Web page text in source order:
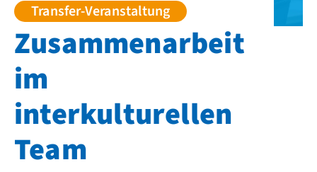
Transfer-Veranstaltung
Zusammenarbeit
im
interkulturellen
Team